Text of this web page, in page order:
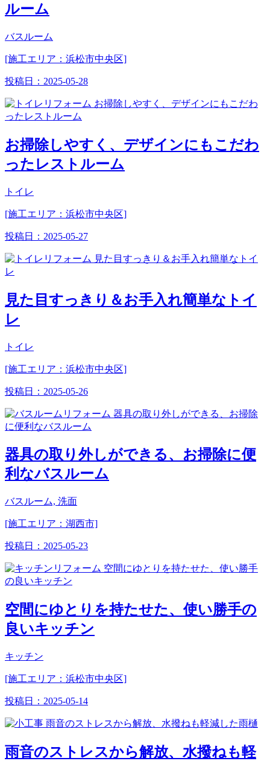
ルーム
バスルーム
[施工エリア：浜松市中央区]
投稿日： 2025-05-28
お掃除しやすく、デザインにもこだわ
ったレストルーム
トイレ
[施工エリア：浜松市中央区]
投稿日： 2025-05-27
見た目すっきり＆お手入れ簡単なトイ
レ
トイレ
[施工エリア：浜松市中央区]
投稿日： 2025-05-26
器具の取り外しができる、お掃除に便
利なバスルーム
バスルーム, 洗面
[施工エリア：湖西市]
投稿日： 2025-05-23
空間にゆとりを持たせた、使い勝手の
良いキッチン
キッチン
[施工エリア：浜松市中央区]
投稿日： 2025-05-14
雨音のストレスから解放、水撥ねも軽